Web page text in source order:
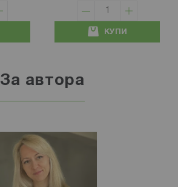
КУПИ
За автора